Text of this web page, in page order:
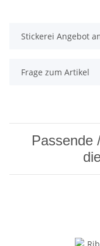
Stickerei Angebot
Frage zum Artikel
Passende